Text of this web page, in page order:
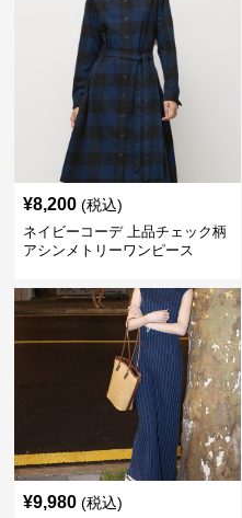
¥8,200 (税込)
ネイビーコーデ 上品チェック柄
アシンメトリーワンピース
¥9,980 (税込)